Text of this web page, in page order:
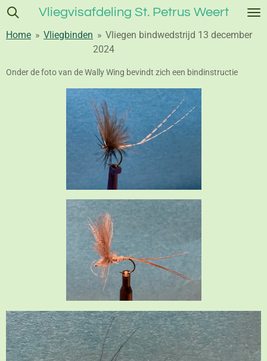
Ga
naar
hoofdinhoud
Vliegvisafdeling St. Petrus Weert
Home » Vliegbinden » Vliegen bindwedstrijd 13 december
2024
Onder de foto van de Wally Wing bevindt zich een bindinstructie